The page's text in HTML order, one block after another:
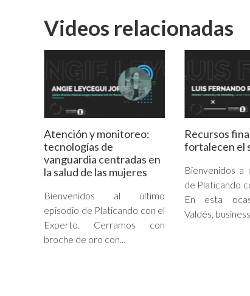
Videos relacionadas
Atención y monitoreo:
tecnologías de
vanguardia centradas en
la salud de las mujeres
Bienvenidos al último
episodio de Platicando con el
Experto. Cerramos con
broche de oro con...
Recursos
fortalecen el
Bienvenidos a
de Platicando
En esta
Valdés,